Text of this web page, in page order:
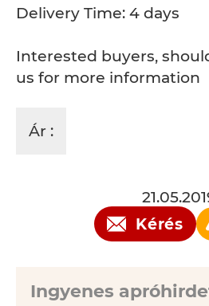
Delivery Time: 4 days
Interested buyers,
us for more information
Ár :
Kérés
Ingyenes